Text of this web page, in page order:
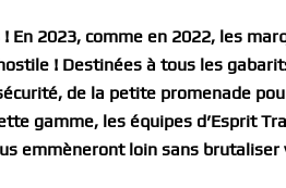
En 2023, comme en 2022, les
! Destinées à tous les
de la petite promenade
gamme, les équipes d’Esprit
emmèneront loin sans brutaliser